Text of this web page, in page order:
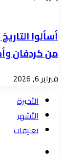
أسألوا
من كردفان
فبراير 6, 2026
الأخيرة
الأشهر
تعليقات